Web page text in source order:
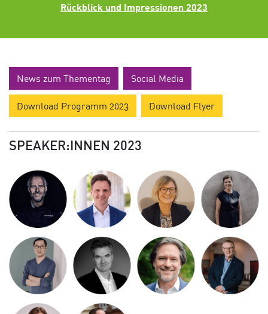
Rückblick und Impressionen 2023
News zum Thementag Social Media
Download Programm 2023 Download Flyer
SPEAKER:INNEN 2023